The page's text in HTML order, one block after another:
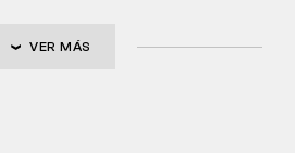
VER MÁS